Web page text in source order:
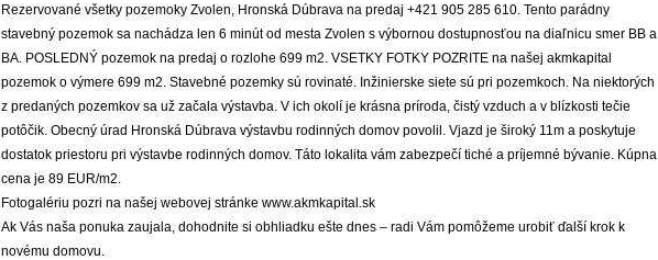
Rezervované všetky pozemoky Zvolen, Hronská Dúbrava na predaj +421 905 285 610. Tento parádny
stavebný pozemok sa nachádza len 6 minút od mesta Zvolen s výbornou dostupnosťou na diaľnicu smer BB a
BA. POSLEDNÝ pozemok na predaj o rozlohe 699 m2. VSETKY FOTKY POZRITE na našej akmkapital
pozemok o výmere 699 m2. Stavebné pozemky sú rovinaté. Inžinierske siete sú pri pozemkoch. Na niektorých
z predaných pozemkov sa už začala výstavba. V ich okolí je krásna príroda, čistý vzduch a v blízkosti tečie
potôčik. Obecný úrad Hronská Dúbrava výstavbu rodinných domov povolil. Vjazd je široký 11m a poskytuje
dostatok priestoru pri výstavbe rodinných domov. Táto lokalita vám zabezpečí tiché a príjemné bývanie. Kúpna
cena je 89 EUR/m2.
Fotogalériu pozri na našej webovej stránke www.akmkapital.sk
Ak Vás naša ponuka zaujala, dohodnite si obhliadku ešte dnes – radi Vám pomôžeme urobiť ďalší krok k
novému domovu.